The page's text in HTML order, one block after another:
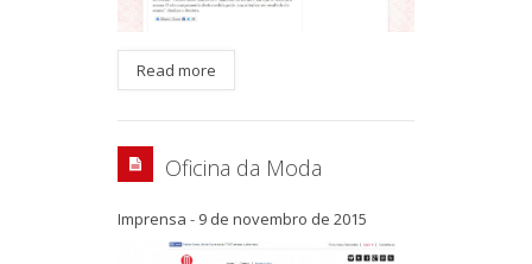
Read more
Oficina da Moda
Imprensa - 9 de novembro de 2015